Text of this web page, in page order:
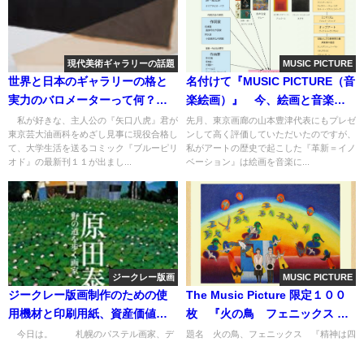
現代美術ギャラリーの話題
世界と日本のギャラリーの格と
実力のバロメーターって何？
No1。コミック東京芸大物語『ブ
ルーピリオド』のTV放送もスタ
ート！
私が好きな、主人公の『矢口八虎』君が
東京芸大油画科をめざし見事に現役合格し
て、大学生活を送るコミック『ブルーピリ
オド』の最新刊１１が出まし...
MUSIC PICTURE
名付けて『MUSIC PICTURE（音
楽絵画）』 今、絵画と音楽の
障壁は取り払われた
先月、東京画廊の山本豊津代表にもプレゼ
ンして高く評価していただいたのですが、
私がアートの歴史で起こした『革新＝イノ
ベーション』は絵画を音楽に...
ジークレー版画
ジークレー版画制作のための使
用機材と印刷用紙、資産価値に
ついて。台頭する新技術NFTと
今日は。 札幌のパステル画家、デ
MUSIC PICTURE
The Music Picture 限定１００
枚 『火の鳥 フェニックス 精
神は四角く 肉体は丸い』 サ
題名 火の鳥、フェニックス 『精神は四